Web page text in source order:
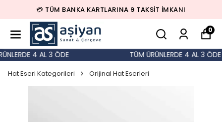
💳 TÜM BANKA KARTLARINA 9 TAKSİT İMKANI
0
4 AL 3 ÖDE TÜM ÜRÜNLERDE 4 AL 3 ÖDE
Hat Eseri Kategorileri Orijinal Hat Eserleri